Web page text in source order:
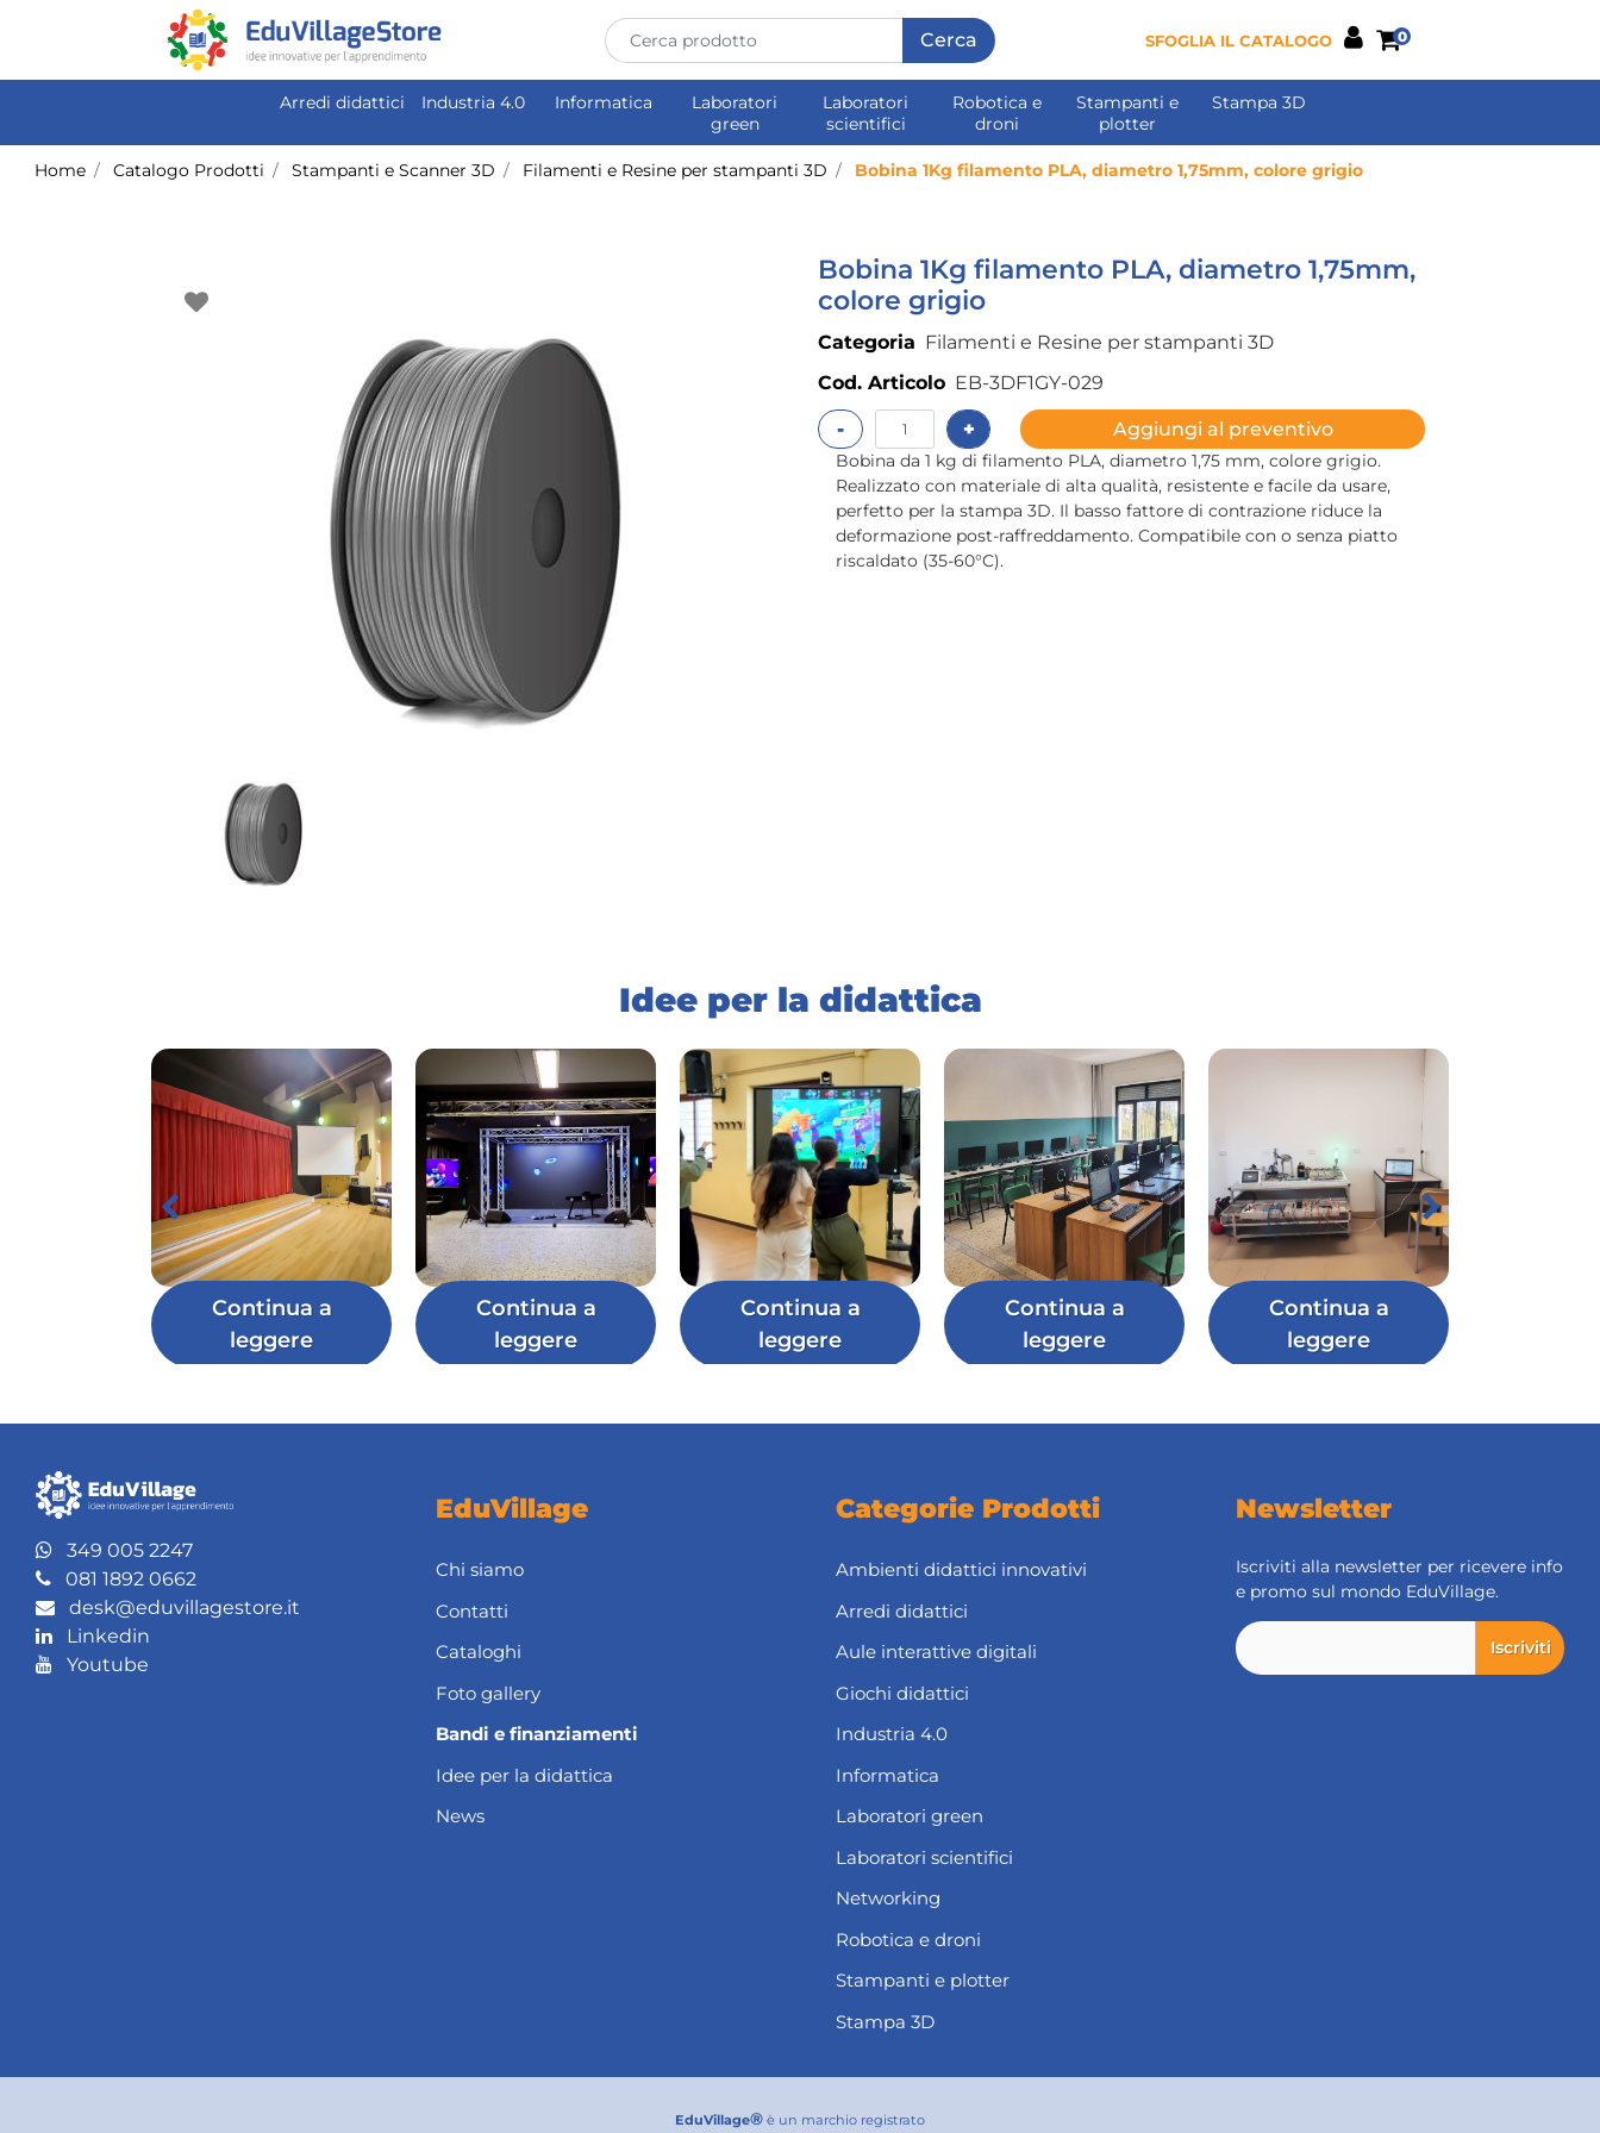
SFOGLIA IL CATALOGO 0
Arredi didattici Industria 4.0 Informatica
Laboratori
green
Laboratori
scientifici
Robotica e
droni
Stampanti e
plotter
Stampa 3D
Home Catalogo Prodotti Stampanti e Scanner 3D Filamenti e Resine per stampanti 3D Bobina 1Kg filamento PLA, diametro 1,75mm, colore grigio
Bobina 1Kg filamento PLA, diametro 1,75mm,
colore grigio
Categoria Filamenti e Resine per stampanti 3D
Cod. Articolo EB-3DF1GY-029
Quantità Aggiungi al preventivo
Bobina da 1 kg di filamento PLA, diametro 1,75 mm, colore grigio.
Realizzato con materiale di alta qualità, resistente e facile da usare,
perfetto per la stampa 3D. Il basso fattore di contrazione riduce la
deformazione post-raffreddamento. Compatibile con o senza piatto
riscaldato (35-60°C).
Idee per la didattica
Continua a
leggere
Continua a
leggere
Continua a
leggere
Continua a
leggere
Continua a
leggere
349 005 2247
081 1892 0662
desk@eduvillagestore.it
Linkedin
Youtube
EduVillage
Chi siamo
Contatti
Cataloghi
Foto gallery
Bandi e finanziamenti
Idee per la didattica
News
Categorie Prodotti
Ambienti didattici innovativi
Arredi didattici
Aule interattive digitali
Giochi didattici
Industria 4.0
Informatica
Laboratori green
Laboratori scientifici
Networking
Robotica e droni
Stampanti e plotter
Stampa 3D
Newsletter
Iscriviti alla newsletter per ricevere info
e promo sul mondo EduVillage.
EduVillage® è un marchio registrato